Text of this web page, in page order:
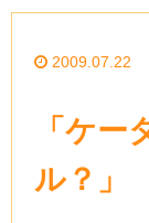
2009.07.22
「ケ
ル？」